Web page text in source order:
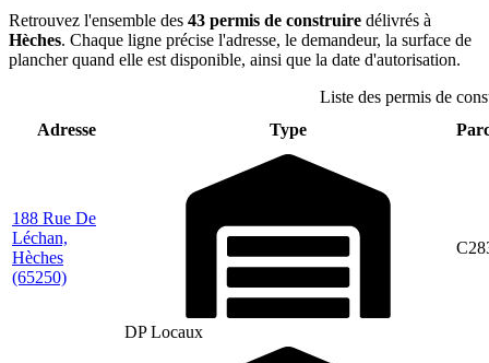
Retrouvez l'ensemble des 43 permis de construire délivrés à
Hèches. Chaque ligne précise l'adresse, le demandeur, la surface de
plancher quand elle est disponible, ainsi que la date d'autorisation.
Liste des permis de
Adresse
Type
188 Rue De
Léchan,
Hèches
(65250)
DP Locaux